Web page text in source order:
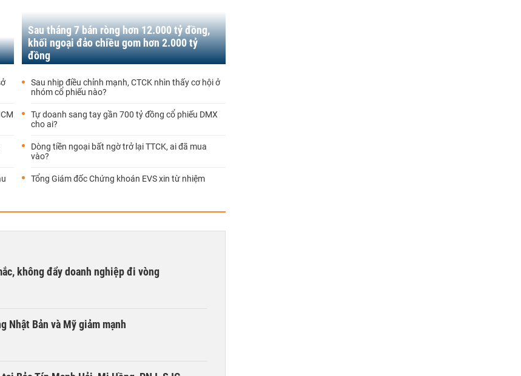
Sau tháng 7 bán ròng hơn 12.000 tỷ đồng,
khối ngoại đảo chiều gom hơn 2.000 tỷ
đồng
Sau nhịp điều chỉnh mạnh, CTCK nhìn thấy cơ hội ở
nhóm cổ phiếu nào?
Tự doanh sang tay gần 700 tỷ đồng cổ phiếu DMX
cho ai?
Dòng tiền ngoại bất ngờ trở lại TTCK, ai đã mua
vào?
Tổng Giám đốc Chứng khoán EVS xin từ nhiệm
không đẩy doanh nghiệp đi vòng
Nhật Bản và Mỹ giảm mạnh